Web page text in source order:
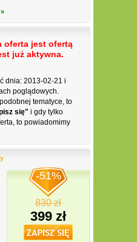
oferta jest ofertą
już aktywna.
dnia: 2013-02-21 i
poglądowych.
tematyce, to
się" i gdy tylko
to powiadomimy
-51%
830 zł
399 zł